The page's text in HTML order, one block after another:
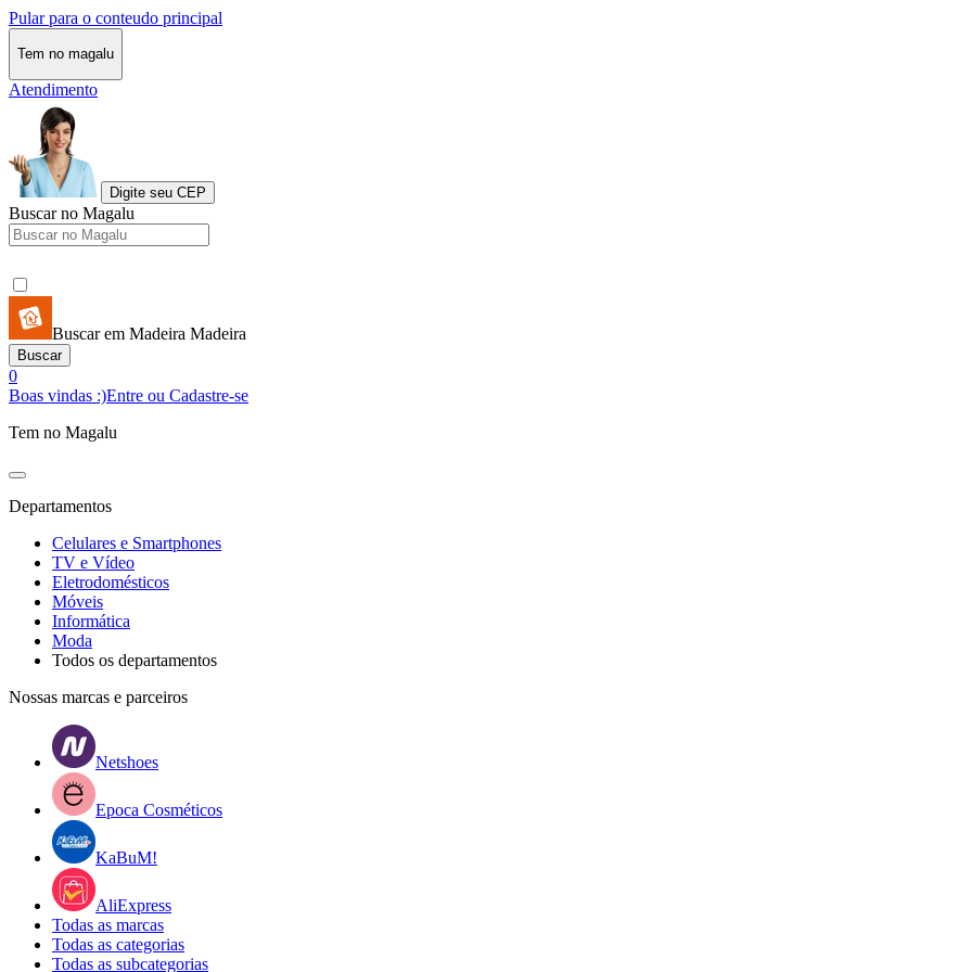
Pular para o conteudo principal
Tem no magalu
Atendimento
Digite seu CEP
Buscar no Magalu
Buscar em Madeira Madeira
Buscar
0
Boas vindas :)Entre ou Cadastre-se
Tem no Magalu
Departamentos
Celulares e Smartphones
TV e Vídeo
Eletrodomésticos
Móveis
Informática
Moda
Todos os departamentos
Nossas marcas e parceiros
Netshoes
Epoca Cosméticos
KaBuM!
AliExpress
Todas as marcas
Todas as categorias
Todas as subcategorias